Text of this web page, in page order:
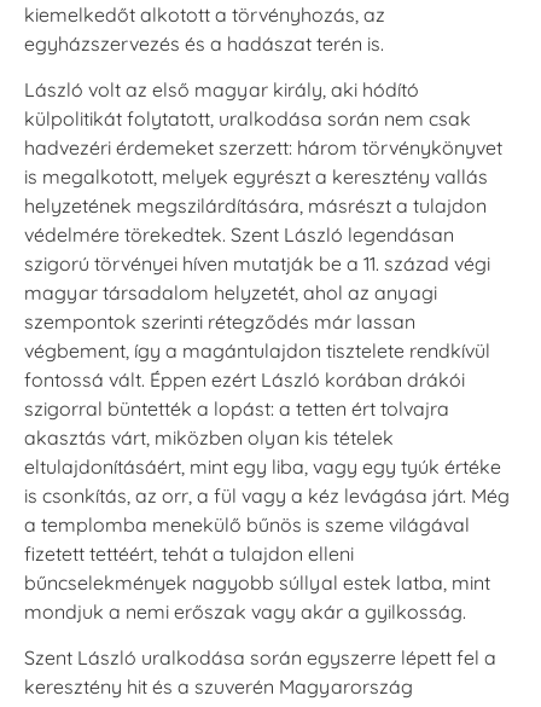
kiemelkedőt alkotott a törvényhozás, az
egyházszervezés és a hadászat terén is.
László volt az első magyar király, aki hódító
külpolitikát folytatott, uralkodása során nem csak
hadvezéri érdemeket szerzett: három törvénykönyvet
is megalkotott, melyek egyrészt a keresztény vallás
helyzetének megszilárdítására, másrészt a tulajdon
védelmére törekedtek. Szent László legendásan
szigorú törvényei híven mutatják be a 11. század végi
magyar társadalom helyzetét, ahol az anyagi
szempontok szerinti rétegződés már lassan
végbement, így a magántulajdon tisztelete rendkívül
fontossá vált. Éppen ezért László korában drákói
szigorral büntették a lopást: a tetten ért tolvajra
akasztás várt, miközben olyan kis tételek
eltulajdonításáért, mint egy liba, vagy egy tyúk értéke
is csonkítás, az orr, a fül vagy a kéz levágása járt. Még
a templomba menekülő bűnös is szeme világával
fizetett tettéért, tehát a tulajdon elleni
bűncselekmények nagyobb súllyal estek latba, mint
mondjuk a nemi erőszak vagy akár a gyilkosság.
Szent László uralkodása során egyszerre lépett fel a
keresztény hit és a szuverén Magyarország